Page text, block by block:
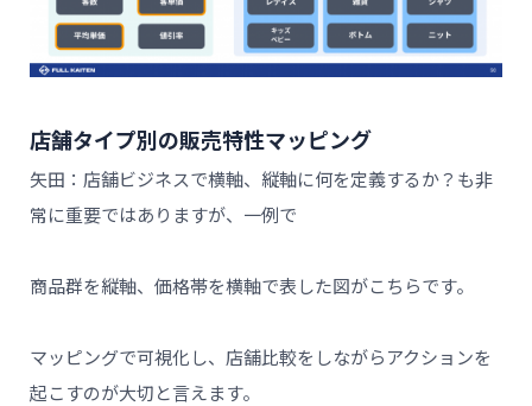
店舗タイプ別の販売特性マッピング
矢田：店舗ビジネスで横軸、縦軸に何を定義するか？も非
常に重要ではありますが、一例で
商品群を縦軸、価格帯を横軸で表した図がこちらです。
マッピングで可視化し、店舗比較をしながらアクションを
起こすのが大切と言えます。